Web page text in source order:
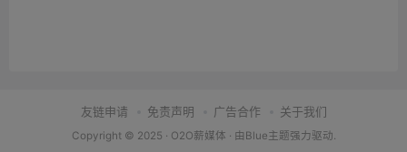
友链申请 免责声明 广告合作 关于我们
Copyright © 2025 · O2O薪媒体 · 由 Blue主题强力驱动.